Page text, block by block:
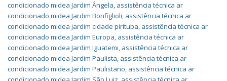
condicionado midea Jardim Ângela, assistência técnica ar
condicionado midea Jardim Bonfiglioli, assistência técnica ar
condicionado midea jardim cidade pirituba, assistência técnica ar
condicionado midea Jardim Europa, assistência técnica ar
condicionado midea Jardim Iguatemi, assistência técnica ar
condicionado midea Jardim Paulista, assistência técnica ar
condicionado midea Jardim Paulistano, assistência técnica ar